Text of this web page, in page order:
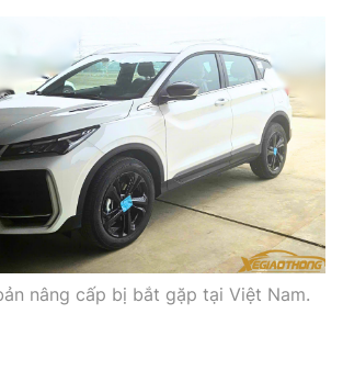
nâng cấp bị bắt gặp tại Việt Nam.